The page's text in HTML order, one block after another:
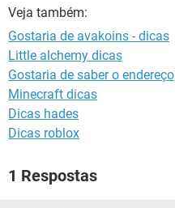
GUIA DE COMPRAS
Veja também:
Gostaria de avakoins - dicas
Little alchemy dicas
Gostaria de saber o endereço
Minecraft dicas
Dicas hades
Dicas roblox
1 Respostas